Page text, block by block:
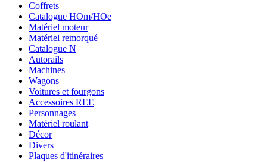
Coffrets
Catalogue HOm/HOe
Matériel moteur
Matériel remorqué
Catalogue N
Autorails
Machines
Wagons
Voitures et fourgons
Accessoires REE
Personnages
Matériel roulant
Décor
Divers
Plaques d'itinéraires